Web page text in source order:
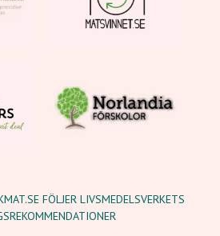
FÖLJER LIVSMEDELSVERKETS